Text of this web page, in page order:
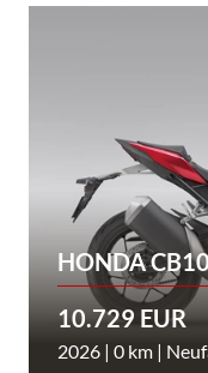
HONDA
10.729 EUR
2026 | 0 km |